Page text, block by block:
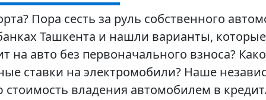
Пора сесть за руль собственного
Ташкента и нашли варианты,
на авто без первоначального взноса?
ставки на электромобили? Наше
владения автомобилем в